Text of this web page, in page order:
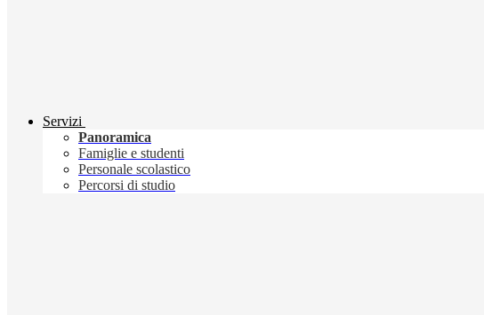
Servizi
Panoramica
Famiglie e studenti
Personale scolastico
Percorsi di studio